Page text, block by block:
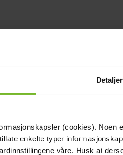
Detaljer
(cookies). Noen
enkelte typer
våre. Husk at